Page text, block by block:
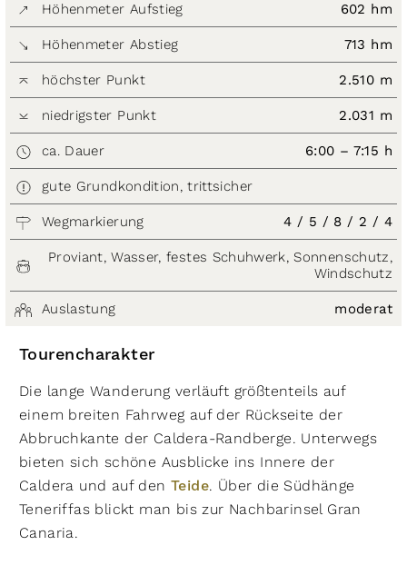
Höhenmeter Aufstieg 602 hm
Höhenmeter Abstieg 713 hm
höchster Punkt 2.510 m
niedrigster Punkt 2.031 m
ca. Dauer 6:00 – 7:15 h
gute Grundkondition, trittsicher
Wegmarkierung 4 / 5 / 8 / 2 / 4
Proviant, Wasser, festes Schuhwerk, Sonnenschutz,
Windschutz
Auslastung moderat
Tourencharakter
Die lange Wanderung verläuft größtenteils auf
einem breiten Fahrweg auf der Rückseite der
Abbruchkante der Caldera-Randberge. Unterwegs
bieten sich schöne Ausblicke ins Innere der
Caldera und auf den Teide. Über die Südhänge
Teneriffas blickt man bis zur Nachbarinsel Gran
Canaria.